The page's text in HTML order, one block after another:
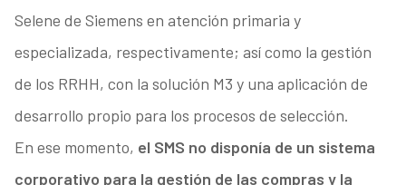
Selene de Siemens en atención primaria y
especializada, respectivamente; así como la gestión
de los RRHH, con la solución M3 y una aplicación de
desarrollo propio para los procesos de selección.
En ese momento, el SMS no disponía de un sistema
corporativo para la gestión de las compras y la